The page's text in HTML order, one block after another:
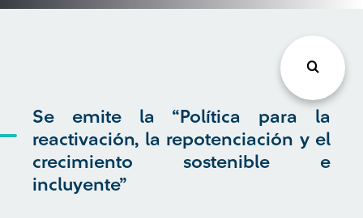
Se emite la “Política para la
reactivación, la repotenciación y el
crecimiento sostenible e
incluyente”